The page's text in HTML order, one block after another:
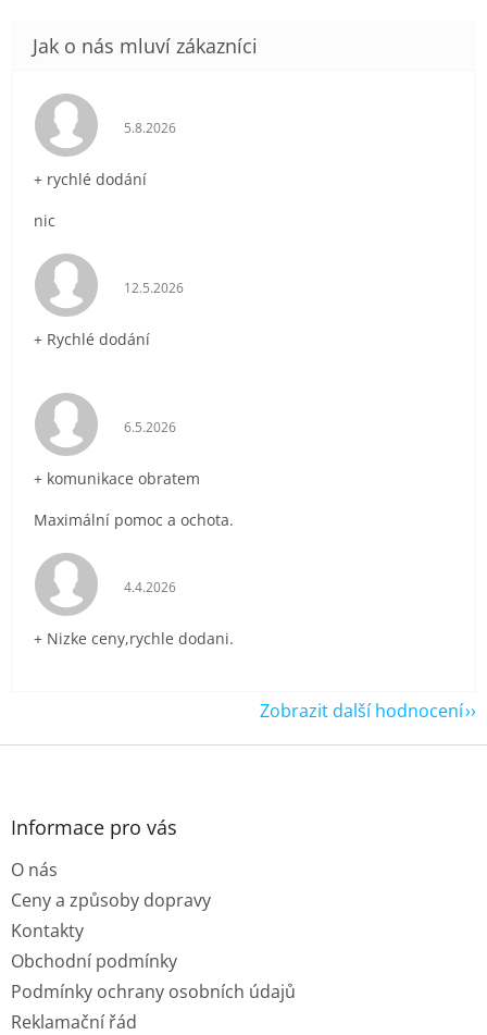
Hodnocení obchodu je 5 z 5 hvězdiček.
5.8.2026
+ rychlé dodání
nic
Hodnocení obchodu je 5 z 5 hvězdiček.
12.5.2026
+ Rychlé dodání
Hodnocení obchodu je 5 z 5 hvězdiček.
6.5.2026
+ komunikace obratem
Maximální pomoc a ochota.
Hodnocení obchodu je 5 z 5 hvězdiček.
4.4.2026
+ Nizke ceny,rychle dodani.
Zobrazit další hodnocení
Z
Informace pro vás
O nás
Ceny a způsoby dopravy
Kontakty
Obchodní podmínky
Podmínky ochrany osobních údajů
Reklamační řád